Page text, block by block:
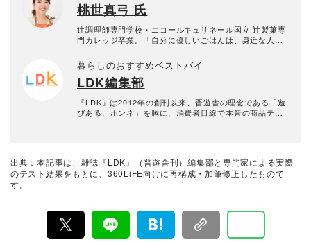
桃世真弓 氏
辻調理師専門学校・エコールキュリネール国立 辻製菓専
門カレッジ卒業。「自分に優しいごはんは、身近な人を
どほどに丁寧な暮らし」を軸として、身近な食材で無理
なくおいしい、毎日食べたい家庭料理を提案している。
雑誌・テレビ出演のほか、様々な商品に関するレシピを
提供するなど、幅広く活躍中。
暮らしのおすすめベストバイ
LDK編集部
『LDK』は2012年の創刊以来、晋遊舎の理念である「遊
びある、ホンネ」を胸に、消費者目線で本音の商品テス
て見つけた「本当に良いもの」と「お役立ち情報」を厳
選してあなたにお届け。編集長・高橋咲彩を中心に、11
出典：本記事は、雑誌『LDK』（晋遊舎刊）編集部と専門家による実際
のテスト結果をもとに、360LiFE向けに再構成・加筆修正したもので
す。